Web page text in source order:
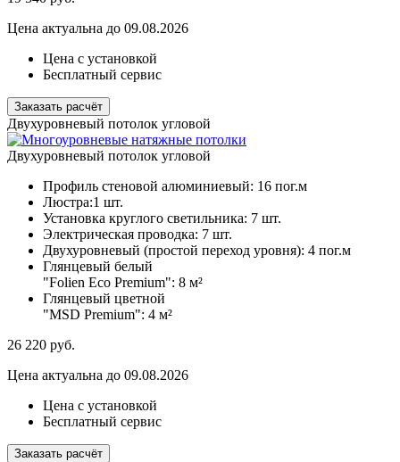
Цена актуальна до 09.08.2026
Цена с установкой
Бесплатный сервис
Заказать расчёт
Двухуровневый потолок угловой
Двухуровневый потолок угловой
Профиль стеновой алюминиевый: 16 пог.м
Люстра:1 шт.
Установка круглого светильника: 7 шт.
Электрическая проводка: 7 шт.
Двухуровневый (простой переход уровня): 4 пог.м
Глянцевый белый
"Folien Eco Premium": 8 м²
Глянцевый цветной
"MSD Premium": 4 м²
26 220 руб.
Цена актуальна до 09.08.2026
Цена с установкой
Бесплатный сервис
Заказать расчёт